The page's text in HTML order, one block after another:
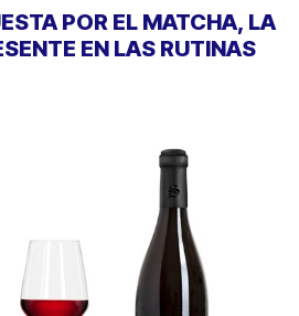
POR EL MATCHA, LA
EN LAS RUTINAS